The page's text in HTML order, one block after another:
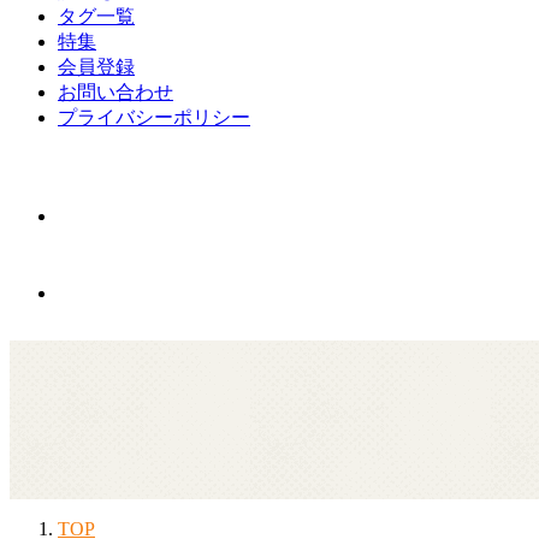
タグ一覧
特集
会員登録
お問い合わせ
プライバシーポリシー
TOP